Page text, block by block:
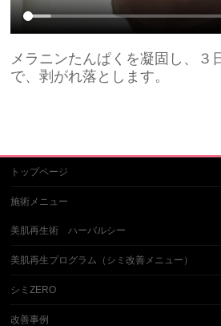
メラニンたんぱくを凝固し、３
で、剥がれ落とします。
トップページ
施術メニュー
美肌再生術 ハーバルシー
美肌再生プログラム（シミ改善メニュー）
シミZERO
改善事例